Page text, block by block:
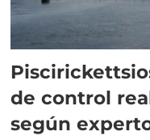
de control
según